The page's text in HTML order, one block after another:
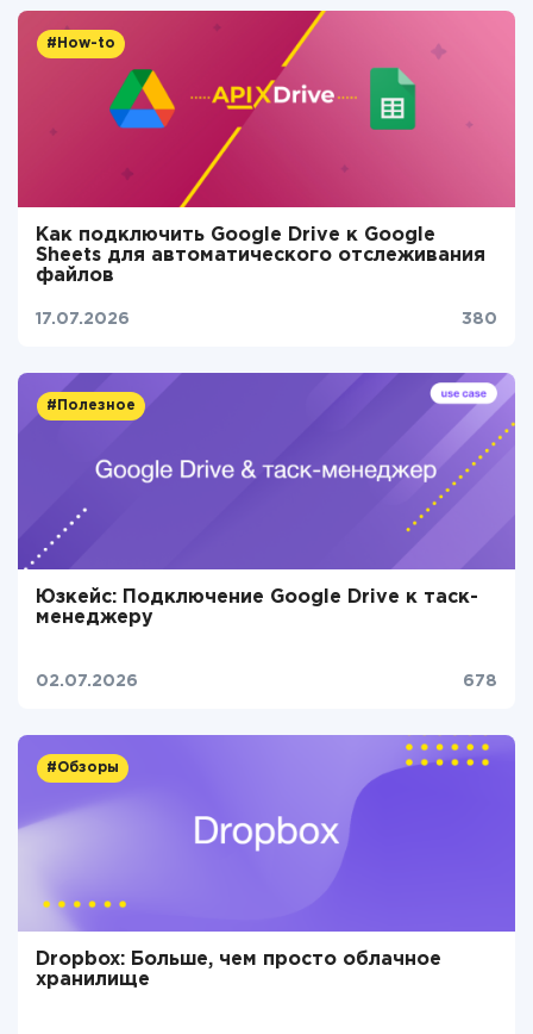
#How-to
Как подключить Google Drive к Google
Sheets для автоматического отслеживания
файлов
17.07.2026 380
#Полезное
Юзкейс: Подключение Google Drive к таск-
менеджеру
02.07.2026 678
#Обзоры
Dropbox: Больше, чем просто облачное
хранилище